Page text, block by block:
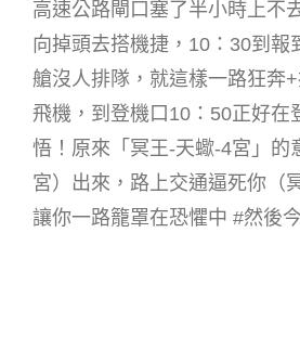
高速公路閘口塞了半小時上不
向掉頭去搭機捷，10：30到報
艙沒人排隊，就這樣一路狂奔
飛機，到登機口10：50正好在
悟！原來「冥王-天蠍-4宮」的
宮）出來，路上交通逼死你（
讓你一路籠罩在恐懼中 #然後